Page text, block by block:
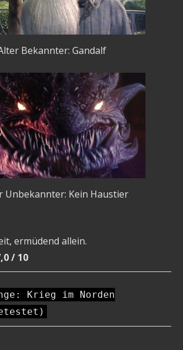
Bekannter: Gandalf
Unbekannter: Kein Haustier
ermüdend allein.
/ 10
Krieg im Norden